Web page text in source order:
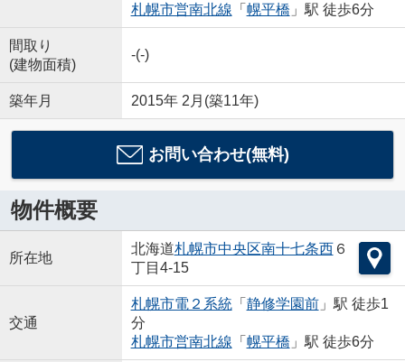
札幌市営南北線 「 幌平橋 」駅 徒歩6分
間取り
(建物面積)
-(-)
築年月 2015年 2月(築11年)
お問い合わせ(無料)
物件概要
所在地
北海道札幌市中央区南十七条西６
丁目4-15
交通
札幌市電２系統「 静修学園前」駅 徒歩1
分
札幌市営南北線 「 幌平橋 」駅 徒歩6分